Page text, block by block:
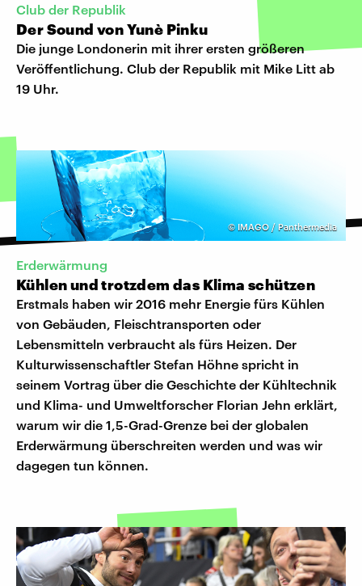
Club der Republik
Der Sound von Yunè Pinku
Die junge Londonerin mit ihrer ersten größeren
Veröffentlichung. Club der Republik mit Mike Litt ab
19 Uhr.
© IMAGO / Panthermedia
Erderwärmung
Kühlen und trotzdem das Klima schützen
Erstmals haben wir 2016 mehr Energie fürs Kühlen
von Gebäuden, Fleischtransporten oder
Lebensmitteln verbraucht als fürs Heizen. Der
Kulturwissenschaftler Stefan Höhne spricht in
seinem Vortrag über die Geschichte der Kühltechnik
und Klima- und Umweltforscher Florian Jehn erklärt,
warum wir die 1,5-Grad-Grenze bei der globalen
Erderwärmung überschreiten werden und was wir
dagegen tun können.